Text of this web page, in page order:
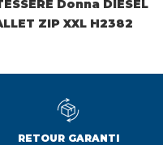
Donna DIESEL
ZIP XXL H2382
RETOUR GARANTI